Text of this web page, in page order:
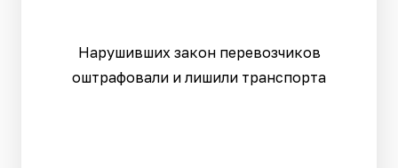
Нарушивших закон перевозчиков
оштрафовали и лишили транспорта